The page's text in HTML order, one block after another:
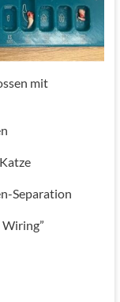
mit
Separation